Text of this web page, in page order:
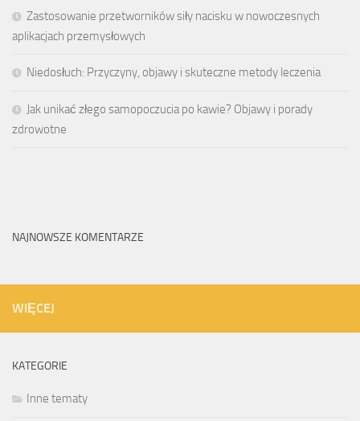
Zastosowanie przetworników siły nacisku w nowoczesnych
aplikacjach przemysłowych
Niedosłuch: Przyczyny, objawy i skuteczne metody leczenia
Jak unikać złego samopoczucia po kawie? Objawy i porady
zdrowotne
NAJNOWSZE KOMENTARZE
WIĘCEJ
KATEGORIE
Inne tematy